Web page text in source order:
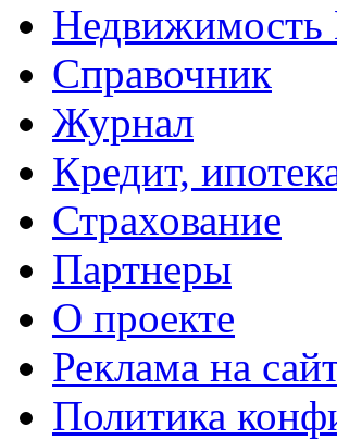
Недвижимость
Справочник
Журнал
Кредит,
Страхование
Партнеры
O проекте
Реклама на
Политика